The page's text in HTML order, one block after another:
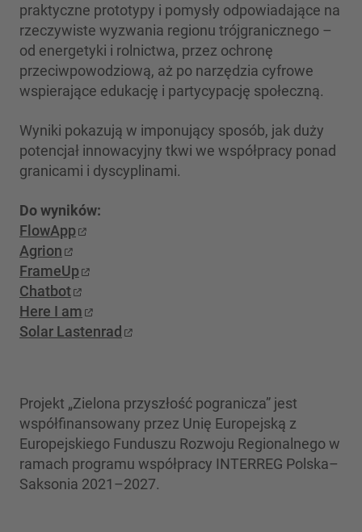
praktyczne prototypy i pomysły odpowiadające na
rzeczywiste wyzwania regionu trójgranicznego –
od energetyki i rolnictwa, przez ochronę
przeciwpowodziową, aż po narzędzia cyfrowe
wspierające edukację i partycypację społeczną.
Wyniki pokazują w imponujący sposób, jak duży
potencjał innowacyjny tkwi we współpracy ponad
granicami i dyscyplinami.
Do wyników:
FlowApp
Agrion
FrameUp
Chatbot
Here I am
Solar Lastenrad
Projekt „Zielona przyszłość pogranicza” jest
współfinansowany przez Unię Europejską z
Europejskiego Funduszu Rozwoju Regionalnego w
ramach programu współpracy INTERREG Polska–
Saksonia 2021–2027.